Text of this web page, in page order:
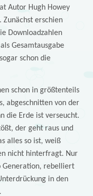
Autor Hugh Howey
erschien
Downloadzahlen
Gesamtausgabe
schon die
schon in größtenteils
abgeschnitten von der
die Erde ist verseucht.
der geht raus und
alles so ist, weiß
nicht hinterfragt. Nur
Generation, rebelliert
in den